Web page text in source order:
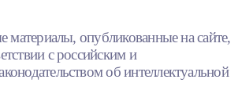
материалы, опубликованные на сайте,
с российским и
об интеллектуальной